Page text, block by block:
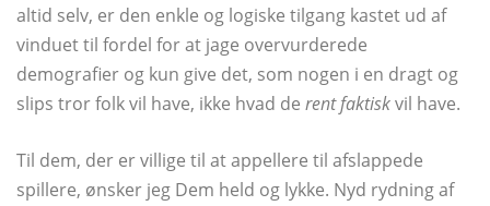
altid selv, er den enkle og logiske tilgang kastet ud af
vinduet til fordel for at jage overvurderede
demografier og kun give det, som nogen i en dragt og
slips tror folk vil have, ikke hvad de rent faktiskvil have.
Til dem, der er villige til at appellere til afslappede
spillere, ønsker jeg Dem held og lykke. Nyd rydning af